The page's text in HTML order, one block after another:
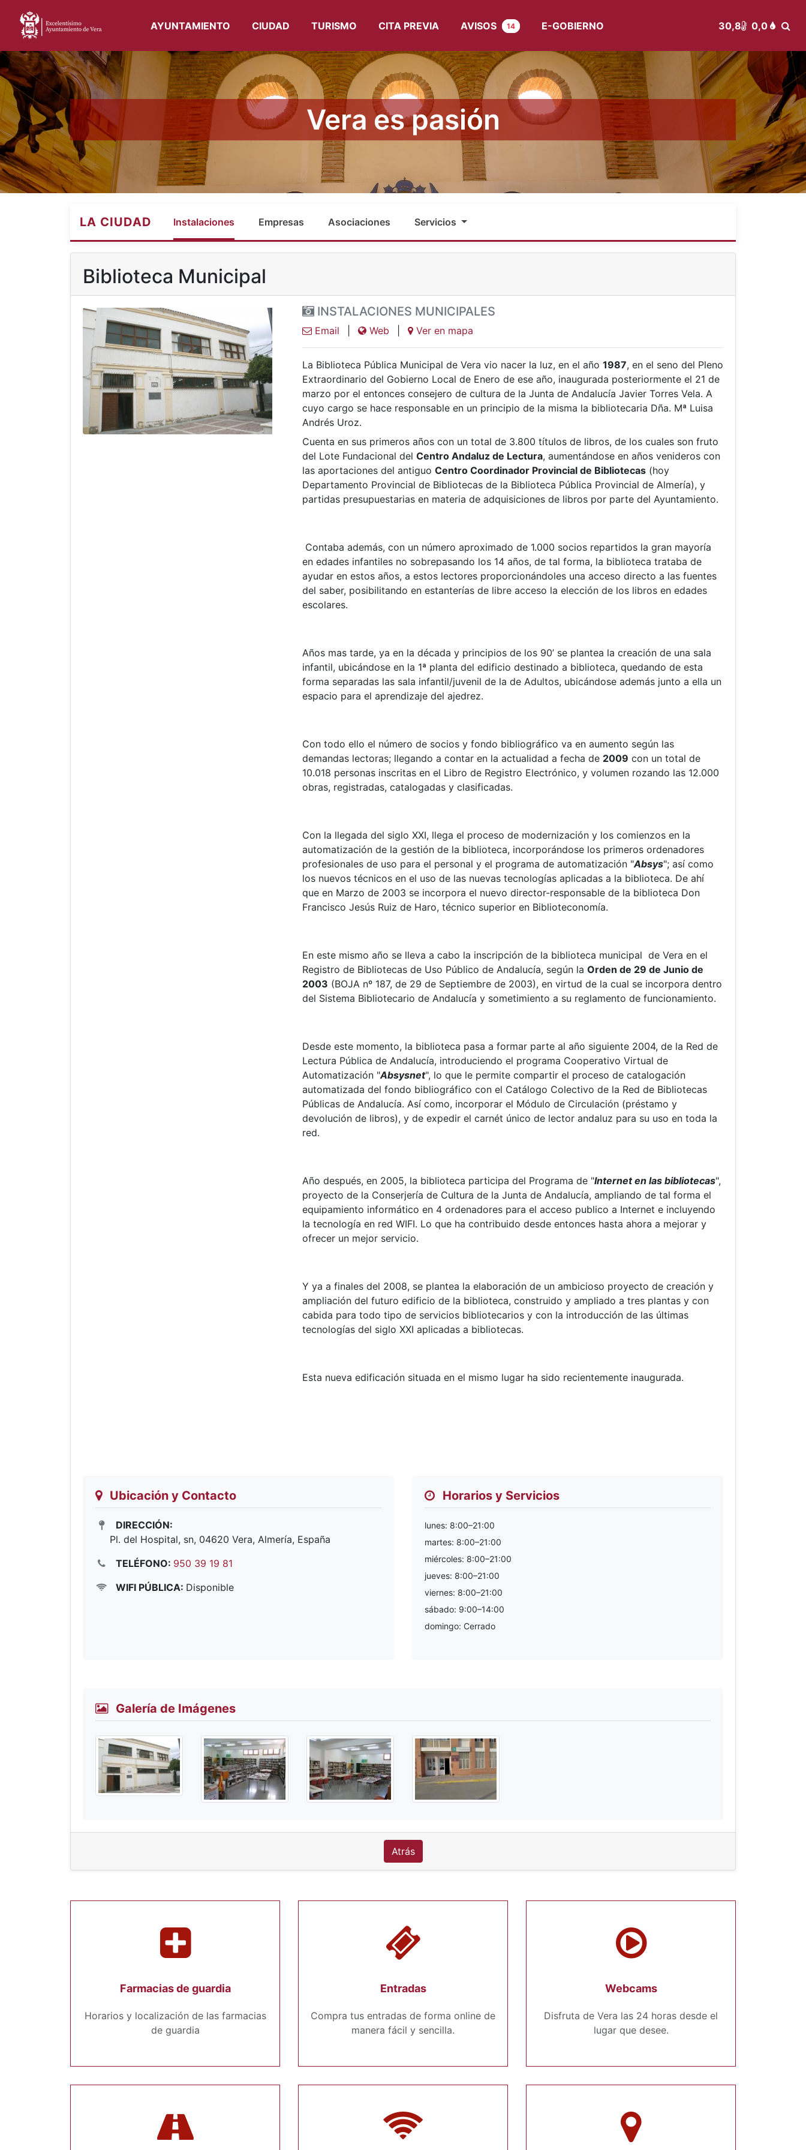
AYUNTAMIENTO CIUDAD TURISMO CITA PREVIA AVISOS 14 E-GOBIERNO 30,8 0,0
Vera es pasión
LA CIUDAD Instalaciones Empresas Asociaciones Servicios
Biblioteca Municipal
INSTALACIONES MUNICIPALES
Email Web Ver en mapa
La Biblioteca Pública Municipal de Vera vio nacer la luz, en el año 1987, en el seno del Pleno
Extraordinario del Gobierno Local de Enero de ese año, inaugurada posteriormente el 21 de
marzo por el entonces consejero de cultura de la Junta de Andalucía Javier Torres Vela. A
cuyo cargo se hace responsable en un principio de la misma la bibliotecaria Dña. Mª Luisa
Andrés Uroz.
Cuenta en sus primeros años con un total de 3.800 títulos de libros, de los cuales son fruto
del Lote Fundacional del Centro Andaluz de Lectura, aumentándose en años venideros con
las aportaciones del antiguo Centro Coordinador Provincial de Bibliotecas (hoy
Departamento Provincial de Bibliotecas de la Biblioteca Pública Provincial de Almería), y
partidas presupuestarias en materia de adquisiciones de libros por parte del Ayuntamiento.
Contaba además, con un número aproximado de 1.000 socios repartidos la gran mayoría
en edades infantiles no sobrepasando los 14 años, de tal forma, la biblioteca trataba de
ayudar en estos años, a estos lectores proporcionándoles una acceso directo a las fuentes
del saber, posibilitando en estanterías de libre acceso la elección de los libros en edades
escolares.
Años mas tarde, ya en la década y principios de los 90’ se plantea la creación de una sala
infantil, ubicándose en la 1ª planta del edificio destinado a biblioteca, quedando de esta
forma separadas las sala infantil/juvenil de la de Adultos, ubicándose además junto a ella un
espacio para el aprendizaje del ajedrez.
Con todo ello el número de socios y fondo bibliográfico va en aumento según las
demandas lectoras; llegando a contar en la actualidad a fecha de 2009 con un total de
10.018 personas inscritas en el Libro de Registro Electrónico, y volumen rozando las 12.000
obras, registradas, catalogadas y clasificadas.
Con la llegada del siglo XXI, llega el proceso de modernización y los comienzos en la
automatización de la gestión de la biblioteca, incorporándose los primeros ordenadores
profesionales de uso para el personal y el programa de automatización "Absys"; así como
los nuevos técnicos en el uso de las nuevas tecnologías aplicadas a la biblioteca. De ahí
que en Marzo de 2003 se incorpora el nuevo director-responsable de la biblioteca Don
Francisco Jesús Ruiz de Haro, técnico superior en Biblioteconomía.
En este mismo año se lleva a cabo la inscripción de la biblioteca municipal de Vera en el
Registro de Bibliotecas de Uso Público de Andalucía, según la Orden de 29 de Junio de
2003 (BOJA nº 187, de 29 de Septiembre de 2003), en virtud de la cual se incorpora dentro
del Sistema Bibliotecario de Andalucía y sometimiento a su reglamento de funcionamiento.
Desde este momento, la biblioteca pasa a formar parte al año siguiente 2004, de la Red de
Lectura Pública de Andalucía, introduciendo el programa Cooperativo Virtual de
Automatización "Absysnet", lo que le permite compartir el proceso de catalogación
automatizada del fondo bibliográfico con el Catálogo Colectivo de la Red de Bibliotecas
Públicas de Andalucía. Así como, incorporar el Módulo de Circulación (préstamo y
devolución de libros), y de expedir el carnét único de lector andaluz para su uso en toda la
red.
Año después, en 2005, la biblioteca participa del Programa de "Internet en las bibliotecas",
proyecto de la Conserjería de Cultura de la Junta de Andalucía, ampliando de tal forma el
equipamiento informático en 4 ordenadores para el acceso publico a Internet e incluyendo
la tecnología en red WIFI. Lo que ha contribuido desde entonces hasta ahora a mejorar y
ofrecer un mejor servicio.
Y ya a finales del 2008, se plantea la elaboración de un ambicioso proyecto de creación y
ampliación del futuro edificio de la biblioteca, construido y ampliado a tres plantas y con
cabida para todo tipo de servicios bibliotecarios y con la introducción de las últimas
tecnologías del siglo XXI aplicadas a bibliotecas.
Esta nueva edificación situada en el mismo lugar ha sido recientemente inaugurada.
Ubicación y Contacto
DIRECCIÓN:
Pl. del Hospital, sn, 04620 Vera, Almería, España
TELÉFONO: 950 39 19 81
WIFI PÚBLICA: Disponible
Horarios y Servicios
lunes: 8:00–21:00
martes: 8:00–21:00
miércoles: 8:00–21:00
jueves: 8:00–21:00
viernes: 8:00–21:00
sábado: 9:00–14:00
domingo: Cerrado
Galería de Imágenes
Atrás
Farmacias de guardia
Horarios y localización de las farmacias
de guardia
Entradas
Compra tus entradas de forma online de
manera fácil y sencilla.
Webcams
Disfruta de Vera las 24 horas desde el
lugar que desee.